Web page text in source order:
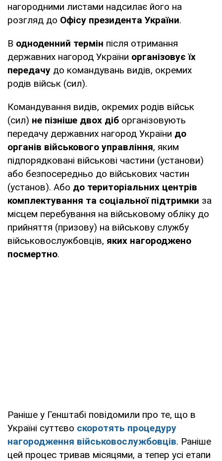
нагородними листами надсилає його на
розгляд до Офісу президента України.
В одноденний термін після отримання
державних нагород України організовує їх
передачу до командувань видів, окремих
родів військ (сил).
Командування видів, окремих родів військ
(сил) не пізніше двох діб організовують
передачу державних нагород України до
органів військового управління, яким
підпорядковані військові частини (установи)
або безпосередньо до військових частин
(установ). Або до територіальних центрів
комплектування та соціальної підтримки за
місцем перебування на військовому обліку до
прийняття (призову) на військову службу
військовослужбовців, яких нагороджено
посмертно.
Раніше у Генштабі повідомили про те, що в
Україні суттєво скоротять процедуру
нагородження військовослужбовців. Раніше
цей процес тривав місяцями, а тепер усі етапи